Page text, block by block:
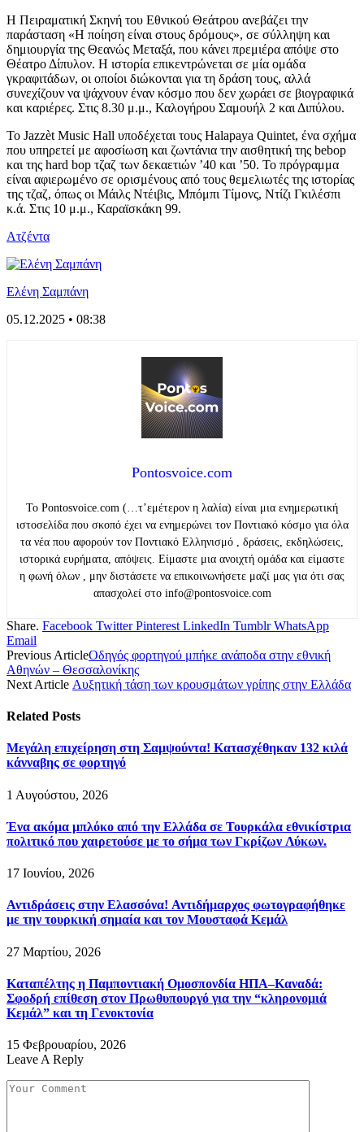
H Πειραματική Σκηνή του Εθνικού Θεάτρου ανεβάζει την
παράσταση «Η ποίηση είναι στους δρόμους», σε σύλληψη και
δημιουργία της Θεανώς Μεταξά, που κάνει πρεμιέρα απόψε στο
Θέατρο Δίπυλον. Η ιστορία επικεντρώνεται σε μία ομάδα
γκραφιτάδων, οι οποίοι διώκονται για τη δράση τους, αλλά
συνεχίζουν να ψάχνουν έναν κόσμο που δεν χωράει σε βιογραφικά
και καριέρες. Στις 8.30 μ.μ., Καλογήρου Σαμουήλ 2 και Διπύλου.
Το Jazzèt Music Hall υποδέχεται τους Halapaya Quintet, ένα σχήμα
που υπηρετεί με αφοσίωση και ζωντάνια την αισθητική της bebop
και της hard bop τζαζ των δεκαετιών ’40 και ’50. Το πρόγραμμα
είναι αφιερωμένο σε ορισμένους από τους θεμελιωτές της ιστορίας
της τζαζ, όπως οι Μάιλς Ντέιβις, Μπόμπι Τίμονς, Ντίζι Γκιλέσπι
κ.ά. Στις 10 μ.μ., Καραϊσκάκη 99.
Ατζέντα
Ελένη Σαμπάνη
05.12.2025 • 08:38
Pontosvoice.com
Το Pontosvoice.com (…τ’εμέτερον η λαλία) είναι μια ενημερωτική
ιστοσελίδα που σκοπό έχει να ενημερώνει τον Ποντιακό κόσμο για όλα
τα νέα που αφορούν τον Ποντιακό Ελληνισμό , δράσεις, εκδηλώσεις,
ιστορικά ευρήματα, απόψεις. Είμαστε μια ανοιχτή ομάδα και είμαστε
η φωνή όλων , μην διστάσετε να επικοινωνήσετε μαζί μας για ότι σας
απασχολεί στο info@pontosvoice.com
Share. Facebook Twitter Pinterest LinkedIn Tumblr WhatsApp
Email
Previous ArticleΟδηγός φορτηγού μπήκε ανάποδα στην εθνική
Αθηνών – Θεσσαλονίκης
Next Article Αυξητική τάση των κρουσμάτων γρίπης στην Ελλάδα
Related Posts
Μεγάλη επιχείρηση στη Σαμψούντα! Κατασχέθηκαν 132 κιλά
κάνναβης σε φορτηγό
1 Αυγούστου, 2026
Ένα ακόμα μπλόκο από την Ελλάδα σε Τουρκάλα εθνικίστρια
πολιτικό που χαιρετούσε με το σήμα των Γκρίζων Λύκων.
17 Ιουνίου, 2026
Αντιδράσεις στην Ελασσόνα! Αντιδήμαρχος φωτογραφήθηκε
με την τουρκική σημαία και τον Μουσταφά Κεμάλ
27 Μαρτίου, 2026
Καταπέλτης η Παμποντιακή Ομοσπονδία ΗΠΑ–Καναδά:
Σφοδρή επίθεση στον Πρωθυπουργό για την “κληρονομιά
Κεμάλ” και τη Γενοκτονία
15 Φεβρουαρίου, 2026
Leave A Reply